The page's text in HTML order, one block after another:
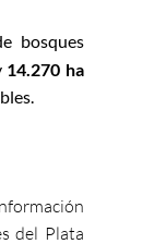
bosques
14.270 ha
del Plata